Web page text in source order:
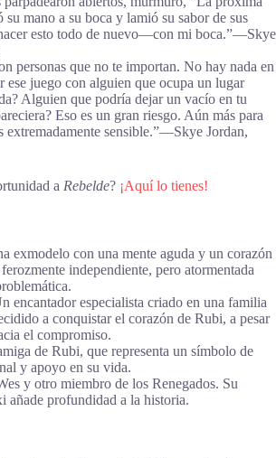
mano a su boca y lamió su sabor de sus
esto todo de nuevo—con mi boca.”―Skye
personas que no te importan. No hay nada en
ese juego con alguien que ocupa un lugar
Alguien que podría dejar un vacío en tu
Eso es un gran riesgo. Aún más para
extremadamente sensible.”―Skye Jordan,
a Rebelde? ¡Aquí lo tienes!
exmodelo con una mente aguda y un corazón
independiente, pero atormentada
encantador especialista criado en una familia
a conquistar el corazón de Rubi, a pesar
el compromiso.
de Rubi, que representa un símbolo de
y apoyo en su vida.
y otro miembro de los Renegados. Su
añade profundidad a la historia.